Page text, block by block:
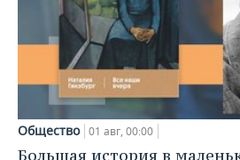
Общество 01 авг, 00:00
Большая история в